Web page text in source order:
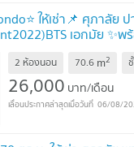
ให้เช่า📌 ศุภาลัย
เอกมัย ✨พ
2 ห้องนอน 70.6 m2
26,000 บาท/เดือน
06/08/